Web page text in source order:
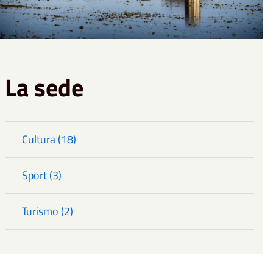
La sede
Cultura (18)
Sport (3)
Turismo (2)